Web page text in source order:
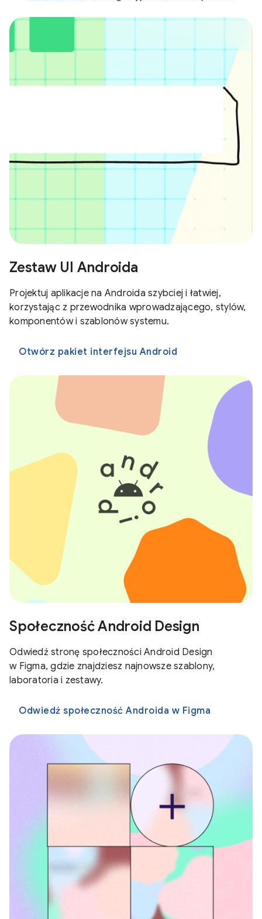
Zestaw UI Androida
Projektuj aplikacje na Androida szybciej i łatwiej,
korzystając z przewodnika wprowadzającego, stylów,
komponentów i szablonów systemu.
Otwórz pakiet interfejsu Android
Społeczność Android Design
Odwiedź stronę społeczności Android Design
w Figma, gdzie znajdziesz najnowsze szablony,
laboratoria i zestawy.
Odwiedź społeczność Androida w Figma